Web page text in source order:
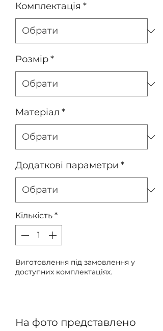
Комплектація *
Розмір*
Матеріал *
Додаткові параметри *
Кількість *
Виготовлення під замовлення у
доступних комплектаціях.
На фото представлено